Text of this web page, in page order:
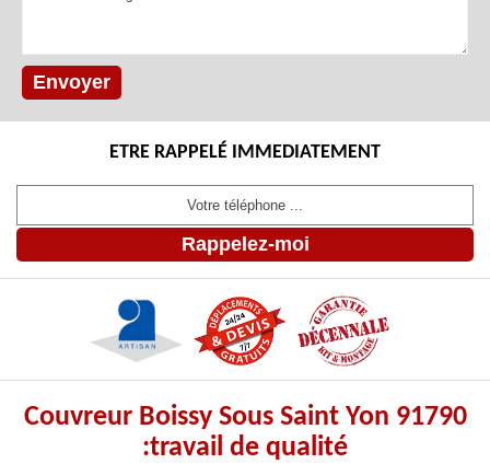
ETRE RAPPELÉ IMMEDIATEMENT
Couvreur Boissy Sous Saint Yon 91790
:travail de qualité